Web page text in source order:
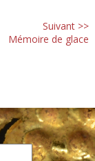
Suivant >>
Mémoire de glace